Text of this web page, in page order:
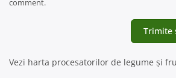
comment.
Vezi harta procesatorilor de legume și